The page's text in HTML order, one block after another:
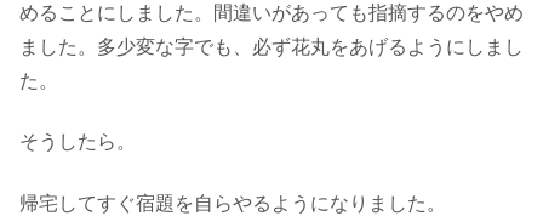
めることにしました。間違いがあっても指摘するのをやめ
ました。多少変な字でも、必ず花丸をあげるようにしまし
た。
そうしたら。
帰宅してすぐ宿題を自らやるようになりました。